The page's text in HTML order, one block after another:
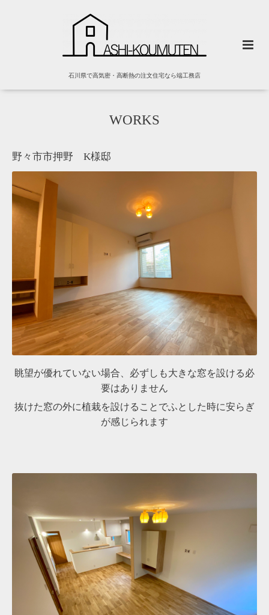
石川県で高気密・高断熱の注文住宅なら端工務店
WORKS
野々市市押野 K様邸
眺望が優れていない場合、必ずしも大きな窓を設ける必
要はありません
抜けた窓の外に植栽を設けることでふとした時に安らぎ
が感じられます